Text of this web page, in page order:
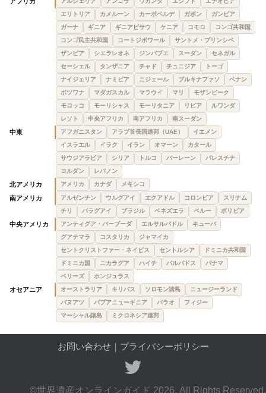
エリトリア
カメルーン カーボベルデ ガボン
ガンビア
ガーナ
ギニア ギニアビサウ ケニア コモロ
コンゴ共和国
コンゴ民主共和国
コートジボワール
サントメ・プリンシペ
ザンビア
シエラレオネ ジンバブエ スーダン
セネガル
セーシェル
タンザニア チャド チュニジア
トーゴ
ナイジェリア
ナミビア ニジェール ブルキナファソ
ベナン
ボツワナ
マダガスカル マラウイ マリ
モザンビーク
モロッコ
モーリシャス モーリタニア リビア
ルワンダ
レソト
中央アフリカ 南アフリカ 南スーダン
中東 アフガニスタン アラブ首長国連邦（UAE）
イエメン
イスラエル
イラク イラン オマーン
カタール
サウジアラビア
シリア トルコ バーレーン
パレスチナ
ヨルダン
レバノン
北アメリカ アメリカ カナダ メキシコ
南アメリカ アルゼンチン ウルグアイ エクアドル コロンビア
スリナム
チリ
パラグアイ ブラジル ベネズエラ ペルー ボリビア
中央アメリカ アンティグア・バーブーダ エルサルバドル
キューバ
グアテマラ
コスタリカ
ジャマイカ
セントクリストファー・ネイビス
セントルシア
ドミニカ共和国
ドミニカ国
ニカラグア ハイチ バルバドス
パナマ
ベリーズ
ホンジュラス
オセアニア オーストラリア キリバス ソロモン諸島
ニュージーランド
バヌアツ
パプアニューギニア パラオ
フィジー
マーシャル諸島
ミクロネシア連邦
お問い合わせ｜ プライバシーポリシー
©世界遺産オンラインガイド 2026. All Rights Reserved.